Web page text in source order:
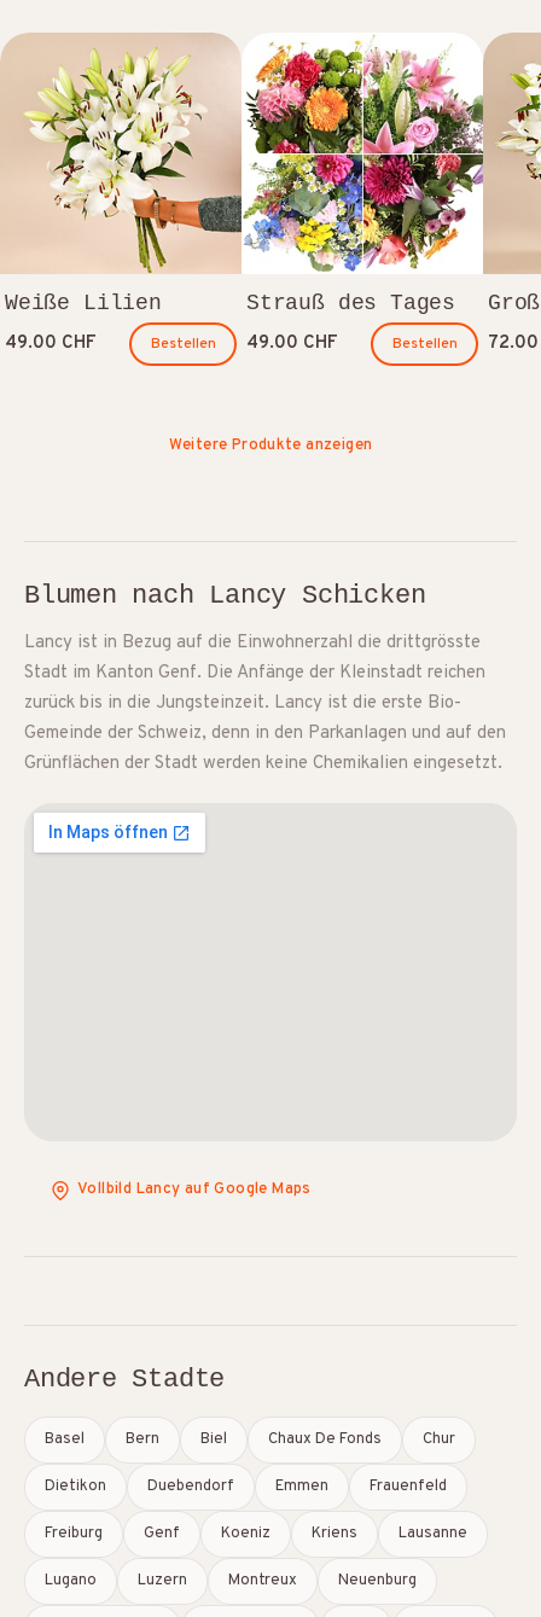
Weiße Lilien
49.00 CHF Bestellen
Strauß des Tages
49.00 CHF Bestellen 72.00
Weitere Produkte anzeigen
Blumen nach Lancy Schicken
Lancy ist in Bezug auf die Einwohnerzahl die drittgrösste
Stadt im Kanton Genf. Die Anfänge der Kleinstadt reichen
zurück bis in die Jungsteinzeit. Lancy ist die erste Bio-
Gemeinde der Schweiz, denn in den Parkanlagen und auf den
Grünflächen der Stadt werden keine Chemikalien eingesetzt.
Vollbild Lancy auf Google Maps
Andere Stadte
Basel Bern Biel Chaux De Fonds Chur
Dietikon Duebendorf Emmen Frauenfeld
Freiburg Genf Koeniz Kriens Lausanne
Lugano Luzern Montreux Neuenburg